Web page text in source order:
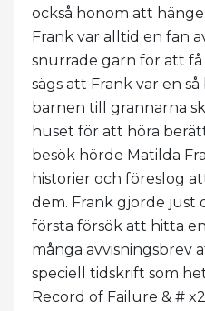
också honom att hänge
Frank var alltid en fan
snurrade garn för att
sägs att Frank var en
barnen till grannarna
huset för att höra
besök hörde Matilda
historier och föreslog
dem. Frank gjorde just
första försök att hitta
många avvisningsbrev
speciell tidskrift som
Record of Failure & #